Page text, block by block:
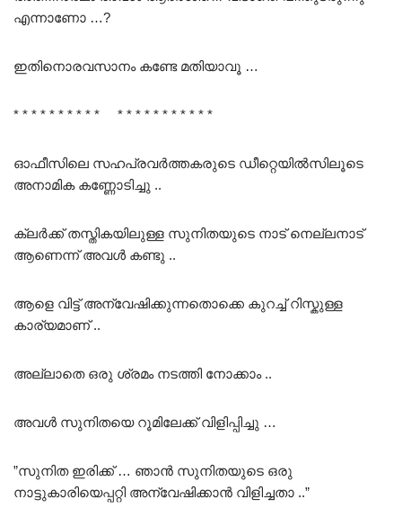
എന്നാണോ …?
ഇതിനൊരവസാനം കണ്ടേ മതിയാവൂ …
* * * * * * * * * * * * * * * * * * * * *
ഓഫീസിലെ സഹപ്രവർത്തകരുടെ ഡീറ്റെയിൽസിലൂടെ
അനാമിക കണ്ണോടിച്ചു ..
ക്ലർക്ക് തസ്തികയിലുള്ള സുനിതയുടെ നാട് നെല്ലനാട്
ആണെന്ന് അവൾ കണ്ടു ..
ആളെ വിട്ട് അന്വേഷിക്കുന്നതൊക്കെ കുറച്ച് റിസ്കുള്ള
കാര്യമാണ് ..
അല്ലാതെ ഒരു ശ്രമം നടത്തി നോക്കാം ..
അവൾ സുനിതയെ റൂമിലേക്ക് വിളിപ്പിച്ചു …
”സുനിത ഇരിക്ക് … ഞാൻ സുനിതയുടെ ഒരു
നാട്ടുകാരിയെപ്പറ്റി അന്വേഷിക്കാൻ വിളിച്ചതാ ..”